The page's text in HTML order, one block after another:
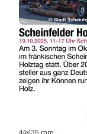
44x135 mm